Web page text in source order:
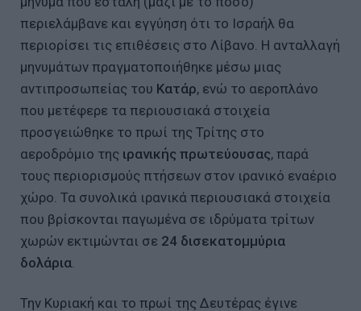
περιελάμβανε και εγγύηση ότι το Ισραήλ θα
περιορίσει τις επιθέσεις στο Λίβανο. Η ανταλλαγή
μηνυμάτων πραγματοποιήθηκε μέσω μιας
αντιπροσωπείας του Κατάρ, ενώ το αεροπλάνο
που μετέφερε τα περιουσιακά στοιχεία
προσγειώθηκε το πρωί της Τρίτης στο
αεροδρόμιο της ιρανικής πρωτεύουσας, παρά
τους περιορισμούς πτήσεων στον ιρανικό εναέριο
χώρο. Τα συνολικά ιρανικά περιουσιακά στοιχεία
που βρίσκονται παγωμένα σε ιδρύματα τρίτων
χωρών εκτιμώνται σε 24 δισεκατομμύρια
δολάρια
Την Κυριακή και το πρωί της Δευτέρας έγινε